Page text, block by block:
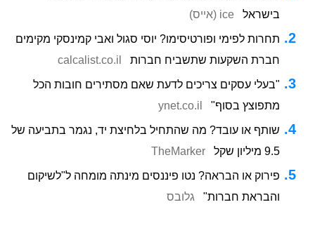
בישראל
ice (אייס)
תחרות לפימי ופורטיסימו? יוסי סגול ואבי קמינסקי מקימים
חברת השקעות שתשביח חברות
calcalist.co.il
"בעלי עסקים צריכים לדעת שאם מסתירים חובות הכל
מתפוצץ בסוף"
ynet.co.il
שותף או עובד? מה שהתחיל בלחיצת יד, נגמר בתביעה של
9.5 מיליון שקל
TheMarker
פירוק או הבראה? נטו פיננסים מינתה מומחה ל"לשיקום
והבראת חברות"
גלובס